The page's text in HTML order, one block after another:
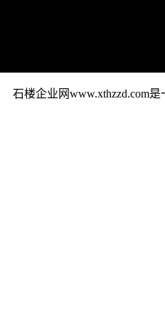
石楼企业网www.xthzzd.com